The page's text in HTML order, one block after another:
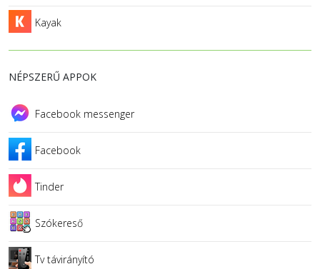
Kayak
NÉPSZERŰ APPOK
Facebook messenger
Facebook
Tinder
Szókereső
Tv távirányító